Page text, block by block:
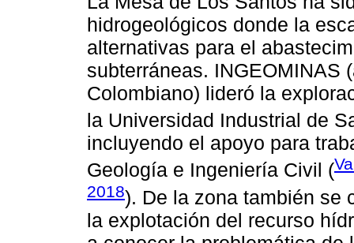
hidrogeológicos donde la
alternativas para el
subterráneas. INGEOMINAS
Colombiano) lideró la
la Universidad Industrial de
incluyendo el apoyo para
Geología e Ingeniería Civil (
2018). De la zona también se
la explotación del recurso